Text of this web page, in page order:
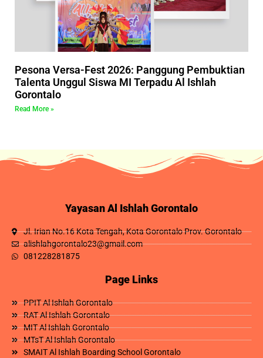
Pesona Versa-Fest 2026: Panggung Pembuktian
Talenta Unggul Siswa MI Terpadu Al Ishlah
Gorontalo
Read More »
Yayasan Al Ishlah Gorontalo
Jl. Irian No.16 Kota Tengah, Kota Gorontalo Prov. Gorontalo
alishlahgorontalo23@gmail.com
081228281875
Page Links
PPIT Al Ishlah Gorontalo
RAT Al Ishlah Gorontalo
MIT Al Ishlah Gorontalo
MTsT Al Ishlah Gorontalo
SMAIT Al Ishlah Boarding School Gorontalo